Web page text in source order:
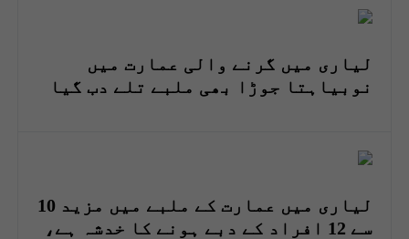
لیاری میں گرنے والی عمارت میں
نوبیاہتا جوڑا بھی ملبے تلے دب گیا
لیاری میں عمارت کے ملبے میں مزید 10
سے 12 افراد کے دبے ہونے کا خدشہ ہے،